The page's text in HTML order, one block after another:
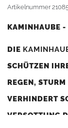
Artikelnummer
KAMINHAUBE -
DIE
SCHÜTZEN
REGEN,
VERHINDERT
VERSOTTUNG